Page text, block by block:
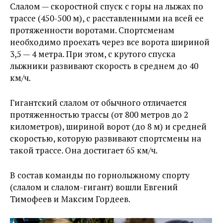
Слалом — скоростной спуск с горы на лыжах по
трассе (450-500 м), с расставленными на всей ее
протяженности воротами. Спортсменам
необходимо проехать через все ворота шириной
3,5 — 4 метра. При этом, с крутого спуска
лыжники развивают скорость в среднем до 40
км/ч.
Гигантский слалом от обычного отличается
протяженностью трассы (от 800 метров до 2
километров), шириной ворот (до 8 м) и средней
скоростью, которую развивают спортсмены на
такой трассе. Она достигает 65 км/ч.
В состав команды по горнолыжному спорту
(слалом и слалом-гигант) вошли Евгений
Тимофеев и Максим Гордеев.